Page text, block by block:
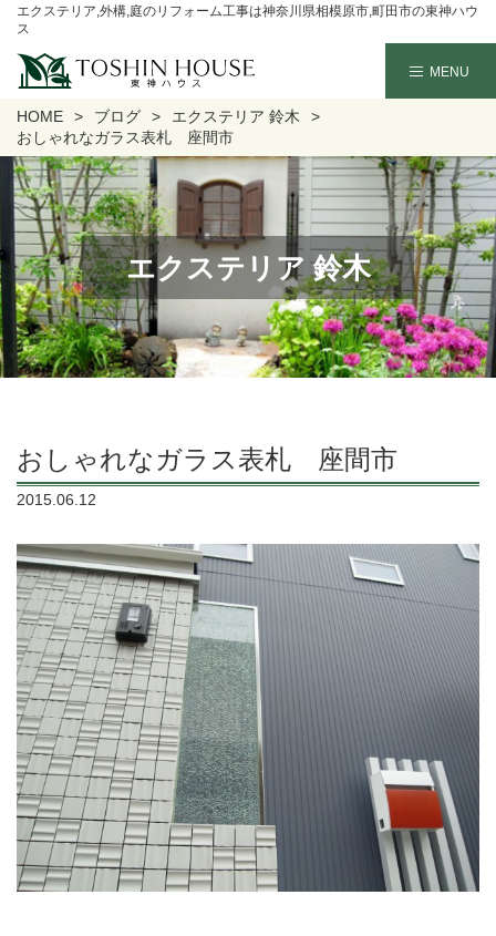
エクステリア,外構,庭のリフォーム工事は神奈川県相模原市,町田市の東神ハウ
ス
HOME ブログ
エクステリア 鈴木
おしゃれなガラス表札 座間市
エクステリア 鈴木
おしゃれなガラス表札 座間市
2015.06.12